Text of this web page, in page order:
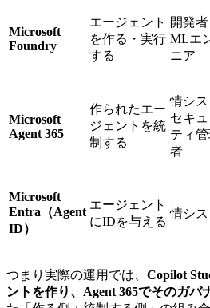
Microsoft
Foundry
エージェント
を作る・実行
する
開発者
MLエ
ニア
Microsoft
Agent 365
作られたエー
ジェントを統
制する
情シス
セキュ
ティ
者
Microsoft
Entra（Agent
ID）
エージェント
にIDを与える
情シス
つまり実際の運用では、 Copilot
ントを作り、Agent 365でそのガバ